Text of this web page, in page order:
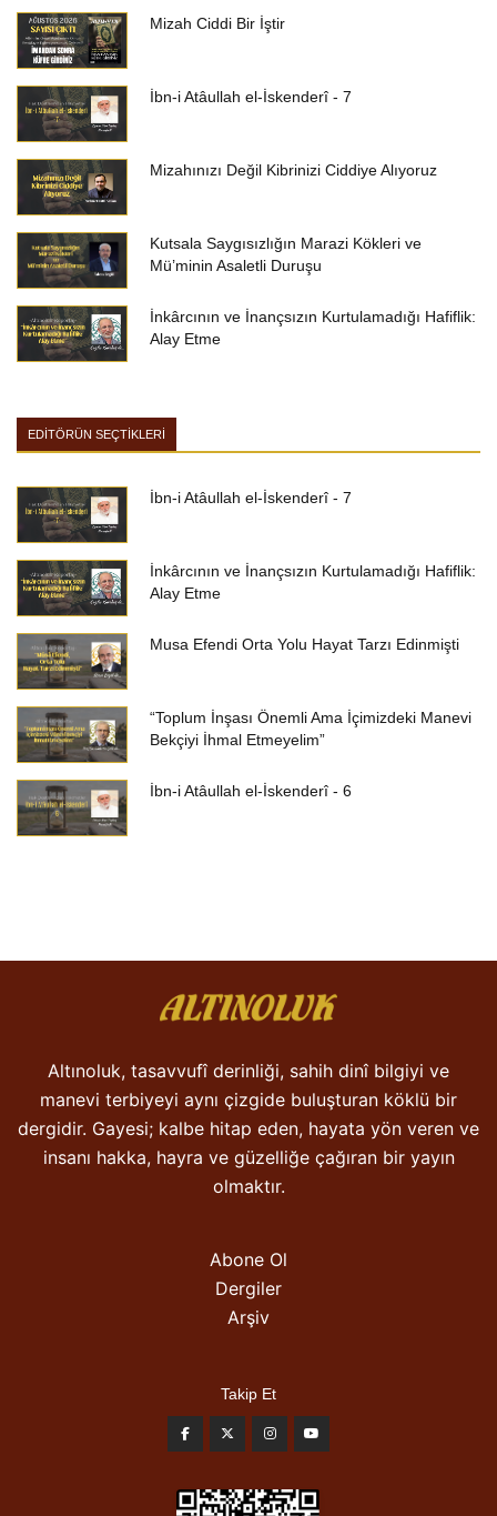
Mizah Ciddi Bir İştir
İbn-i Atâullah el-İskenderî - 7
Mizahınızı Değil Kibrinizi Ciddiye Alıyoruz
Kutsala Saygısızlığın Marazi Kökleri ve
Mü’minin Asaletli Duruşu
İnkârcının ve İnançsızın Kurtulamadığı Hafiflik:
Alay Etme
EDİTÖRÜN SEÇTİKLERİ
İbn-i Atâullah el-İskenderî - 7
İnkârcının ve İnançsızın Kurtulamadığı Hafiflik:
Alay Etme
Musa Efendi Orta Yolu Hayat Tarzı Edinmişti
“Toplum İnşası Önemli Ama İçimizdeki Manevi
Bekçiyi İhmal Etmeyelim”
İbn-i Atâullah el-İskenderî - 6
Altınoluk, tasavvufî derinliği, sahih dinî bilgiyi ve
manevi terbiyeyi aynı çizgide buluşturan köklü bir
dergidir. Gayesi; kalbe hitap eden, hayata yön veren ve
insanı hakka, hayra ve güzelliğe çağıran bir yayın
olmaktır.
Abone Ol
Dergiler
Arşiv
Takip Et